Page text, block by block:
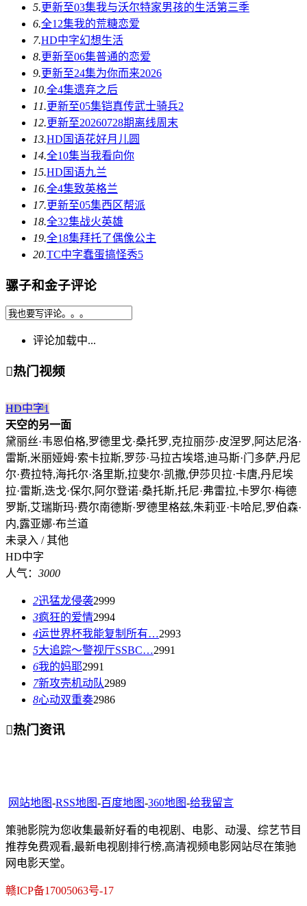
5.更新至03集我与沃尔特家男孩的生活第三季
6.全12集我的荒糖恋爱
7.HD中字幻想生活
8.更新至06集普通的恋爱
9.更新至24集为你而来2026
10.全4集遗弃之后
11.更新至05集铠真传武士骑兵2
12.更新至20260728期离线周末
13.HD国语花好月儿圆
14.全10集当我看向你
15.HD国语九兰
16.全4集致英格兰
17.更新至05集西区帮派
18.全32集战火英雄
19.全18集拜托了偶像公主
20.TC中字蠢蛋搞怪秀5
骡子和金子评论
评论加载中...
热门视频
HD中字1
天空的另一面
黛丽丝·韦恩伯格,罗德里戈·桑托罗,克拉丽莎·皮涅罗,阿达尼洛·
雷斯,米丽娅姆·索卡拉斯,罗莎·马拉古埃塔,迪马斯·门多萨,丹尼
尔·费拉特,海托尔·洛里斯,拉斐尔·凯撒,伊莎贝拉·卡唐,丹尼埃
拉·雷斯,迭戈·保尔,阿尔登诺·桑托斯,托尼·弗雷拉,卡罗尔·梅德
罗斯,艾瑞斯玛·费尔南德斯·罗德里格兹,朱莉亚·卡哈尼,罗伯森·
内,露亚娜·布兰道
未录入 / 其他
HD中字
人气： 3000
2迅猛龙侵袭2999
3疯狂的爱情2994
4运世界杯我能复制所有…2993
5大追踪〜警视厅SSBC…2991
6我的妈耶2991
7新攻壳机动队2989
8心动双重奏2986
热门资讯
网站地图-RSS地图-百度地图-360地图-给我留言
策驰影院为您收集最新好看的电视剧、电影、动漫、综艺节目
推荐免费观看,最新电视剧排行榜,高清视频电影网站尽在策驰
网电影天堂。
赣ICP备17005063号-17